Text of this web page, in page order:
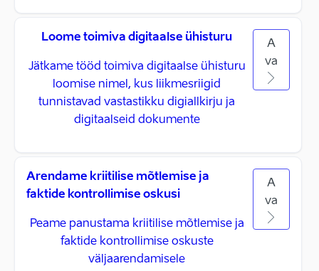
Loome toimiva digitaalse ühisturu
Jätkame tööd toimiva digitaalse ühisturu
loomise nimel, kus liikmesriigid
tunnistavad vastastikku digiallkirju ja
digitaalseid dokumente
A
va
Arendame kriitilise mõtlemise ja
faktide kontrollimise oskusi
Peame panustama kriitilise mõtlemise ja
faktide kontrollimise oskuste
väljaarendamisele
A
va